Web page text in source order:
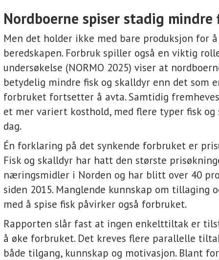
Nordboerne spiser stadig mindre
Men det holder ikke med bare produksjon for
beredskapen. Forbruk spiller også en viktig
undersøkelse (NORMO 2025) viser at
betydelig mindre fisk og skalldyr enn det som
forbruket fortsetter å avta. Samtidig
et mer variert kosthold, med flere typer fisk
dag.
Én forklaring på det synkende forbruket er
Fisk og skalldyr har hatt den største
næringsmidler i Norden og har blitt over 40
siden 2015. Manglende kunnskap om tillaging
med å spise fisk påvirker også forbruket.
Rapporten slår fast at ingen enkelttiltak er
å øke forbruket. Det kreves flere parallelle
både tilgang, kunnskap og motivasjon. Blant